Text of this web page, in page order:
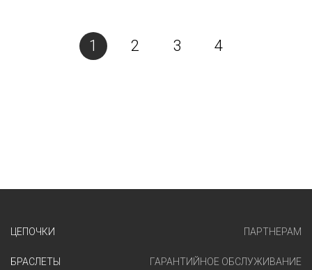
1 2 3 4
ЦЕПОЧКИ
БРАСЛЕТЫ
ПАРТНЕРАМ
ГАРАНТИЙНОЕ ОБСЛУЖИВАНИЕ